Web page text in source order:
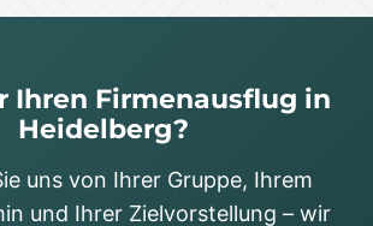
Ihren Firmenausflug in
Heidelberg?
uns von Ihrer Gruppe, Ihrem
und Ihrer Zielvorstellung – wir